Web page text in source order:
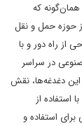
که
حوزه حمل و نقل
از راه دور و با
در سراسر
دغدغه‌ها، نقش
استفاده از
برای استفاده و